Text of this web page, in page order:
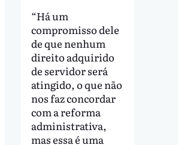
“Há um
compromisso dele
de que nenhum
direito adquirido
de servidor será
atingido, o que não
nos faz concordar
com a reforma
administrativa,
mas essa é uma